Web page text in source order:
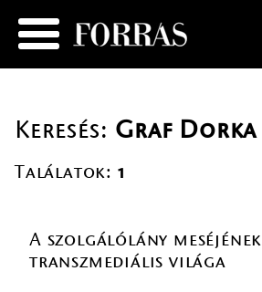
Keresés: Graf Dorka
Találatok: 1
A szolgálólány meséjének
transzmediális világa